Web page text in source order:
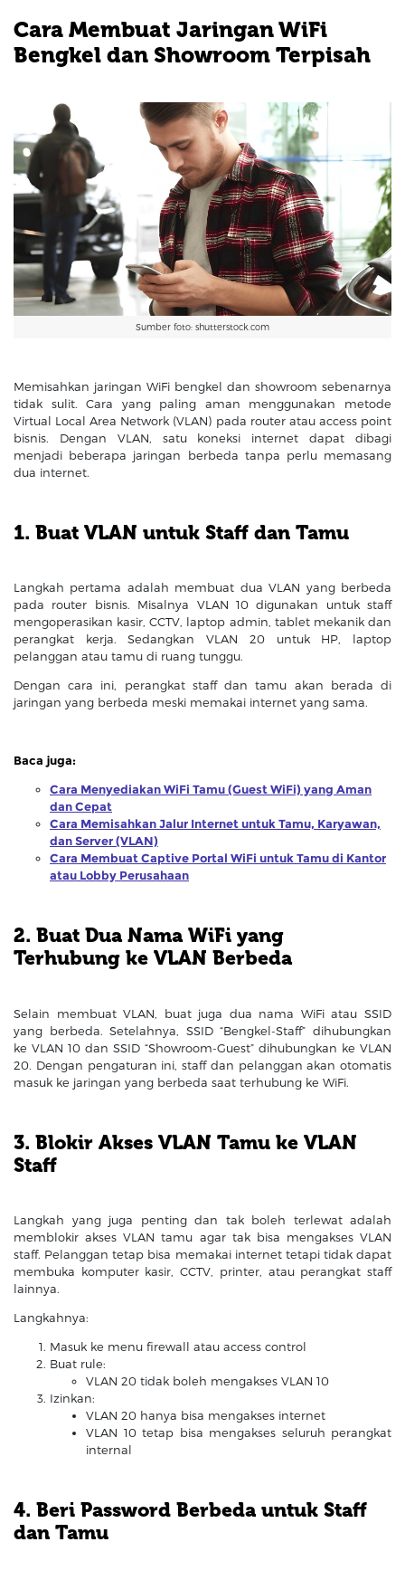
Cara Membuat Jaringan WiFi
Bengkel dan Showroom Terpisah
Sumber foto: shutterstock.com
Memisahkan jaringan WiFi bengkel dan showroom sebenarnya
tidak sulit. Cara yang paling aman menggunakan metode
Virtual Local Area Network (VLAN) pada router atau access point
bisnis. Dengan VLAN, satu koneksi internet dapat dibagi
menjadi beberapa jaringan berbeda tanpa perlu memasang
dua internet.
1. Buat VLAN untuk Staff dan Tamu
Langkah pertama adalah membuat dua VLAN yang berbeda
pada router bisnis. Misalnya VLAN 10 digunakan untuk staff
mengoperasikan kasir, CCTV, laptop admin, tablet mekanik dan
perangkat kerja. Sedangkan VLAN 20 untuk HP, laptop
pelanggan atau tamu di ruang tunggu.
Dengan cara ini, perangkat staff dan tamu akan berada di
jaringan yang berbeda meski memakai internet yang sama.
Baca juga:
Cara Menyediakan WiFi Tamu (Guest WiFi) yang Aman
dan Cepat
Cara Memisahkan Jalur Internet untuk Tamu, Karyawan,
dan Server (VLAN)
Cara Membuat Captive Portal WiFi untuk Tamu di Kantor
atau Lobby Perusahaan
2. Buat Dua Nama WiFi yang
Terhubung ke VLAN Berbeda
Selain membuat VLAN, buat juga dua nama WiFi atau SSID
yang berbeda. Setelahnya, SSID “Bengkel-Staff” dihubungkan
ke VLAN 10 dan SSID “Showroom-Guest” dihubungkan ke VLAN
20. Dengan pengaturan ini, staff dan pelanggan akan otomatis
masuk ke jaringan yang berbeda saat terhubung ke WiFi.
3. Blokir Akses VLAN Tamu ke VLAN
Staff
Langkah yang juga penting dan tak boleh terlewat adalah
memblokir akses VLAN tamu agar tak bisa mengakses VLAN
staff. Pelanggan tetap bisa memakai internet tetapi tidak dapat
membuka komputer kasir, CCTV, printer, atau perangkat staff
lainnya.
Langkahnya:
Masuk ke menu firewall atau access control
Buat rule:
VLAN 20 tidak boleh mengakses VLAN 10
Izinkan:
VLAN 20 hanya bisa mengakses internet
VLAN 10 tetap bisa mengakses seluruh perangkat
internal
4. Beri Password Berbeda untuk Staff
dan Tamu